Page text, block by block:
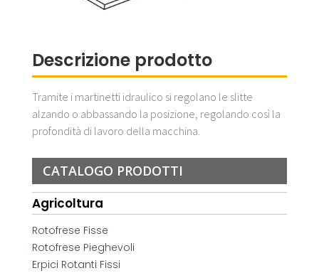
Descrizione prodotto
Tramite i martinetti idraulico si regolano le slitte
alzando o abbassando la posizione, regolando così la
profondità di lavoro della macchina.
CATALOGO PRODOTTI
Agricoltura
Rotofrese Fisse
Rotofrese Pieghevoli
Erpici Rotanti Fissi